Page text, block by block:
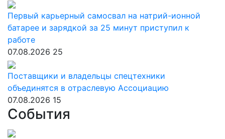
Первый карьерный самосвал на натрий-ионной
батарее и зарядкой за 25 минут приступил к
работе
07.08.2026 25
Поставщики и владельцы спецтехники
объединятся в отраслевую Ассоциацию
07.08.2026 15
События